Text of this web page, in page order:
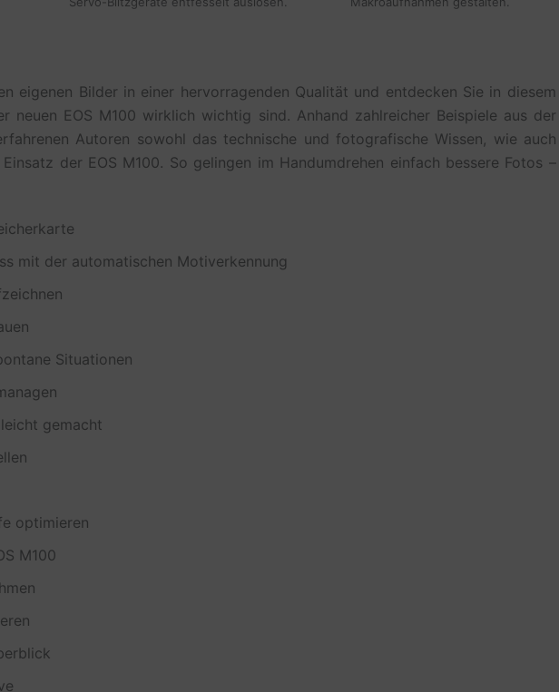
eigenen Bilder in einer hervorragenden Qualität und entdecken Sie in diesem
neuen EOS M100 wirklich wichtig sind. Anhand zahlreicher Beispiele aus der
Autoren sowohl das technische und fotografische Wissen, wie auch
der EOS M100. So gelingen im Handumdrehen einfach bessere Fotos –
mit der automatischen Motiverkennung
Situationen
gemacht
optimieren
M100